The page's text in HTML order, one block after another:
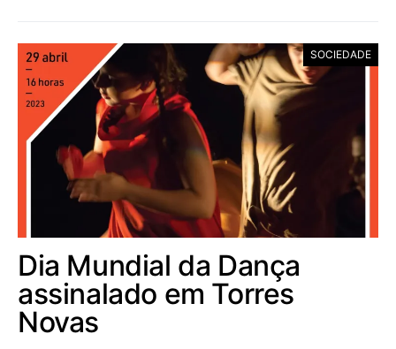
SOCIEDADE
Dia Mundial da Dança
assinalado em Torres
Novas